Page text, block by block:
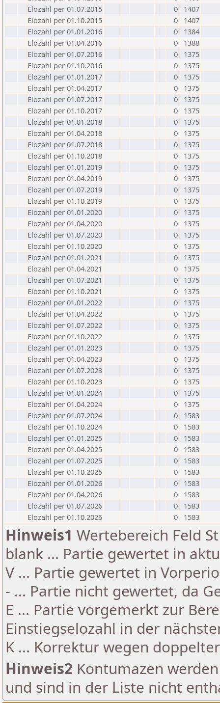
Elozahl per 01.07.2015
0
1407
Elozahl per 01.10.2015
0
1407
Elozahl per 01.01.2016
0
1384
Elozahl per 01.04.2016
0
1388
Elozahl per 01.07.2016
0
1375
Elozahl per 01.10.2016
0
1375
Elozahl per 01.01.2017
0
1375
Elozahl per 01.04.2017
0
1375
Elozahl per 01.07.2017
0
1375
Elozahl per 01.10.2017
0
1375
Elozahl per 01.01.2018
0
1375
Elozahl per 01.04.2018
0
1375
Elozahl per 01.07.2018
0
1375
Elozahl per 01.10.2018
0
1375
Elozahl per 01.01.2019
0
1375
Elozahl per 01.04.2019
0
1375
Elozahl per 01.07.2019
0
1375
Elozahl per 01.10.2019
0
1375
Elozahl per 01.01.2020
0
1375
Elozahl per 01.04.2020
0
1375
Elozahl per 01.07.2020
0
1375
Elozahl per 01.10.2020
0
1375
Elozahl per 01.01.2021
0
1375
Elozahl per 01.04.2021
0
1375
Elozahl per 01.07.2021
0
1375
Elozahl per 01.10.2021
0
1375
Elozahl per 01.01.2022
0
1375
Elozahl per 01.04.2022
0
1375
Elozahl per 01.07.2022
0
1375
Elozahl per 01.10.2022
0
1375
Elozahl per 01.01.2023
0
1375
Elozahl per 01.04.2023
0
1375
Elozahl per 01.07.2023
0
1375
Elozahl per 01.10.2023
0
1375
Elozahl per 01.01.2024
0
1375
Elozahl per 01.04.2024
0
1375
Elozahl per 01.07.2024
0
1583
Elozahl per 01.10.2024
0
1583
Elozahl per 01.01.2025
0
1583
Elozahl per 01.04.2025
0
1583
Elozahl per 01.07.2025
0
1583
Elozahl per 01.10.2025
0
1583
Elozahl per 01.01.2026
0
1583
Elozahl per 01.04.2026
0
1583
Elozahl per 01.07.2026
0
1583
Elozahl per 01.10.2026
0 1583
Hinweis1 Wertebereich Feld
blank ... Partie gewertet in
V ... Partie gewertet in
- ... Partie nicht gewertet, da
E ... Partie vorgemerkt zur
Einstiegselozahl in der
K ... Korrektur wegen
Hinweis2 Kontumazen
und sind in der Liste nicht